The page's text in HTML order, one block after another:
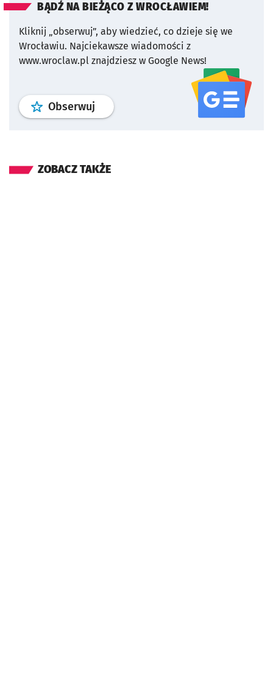
BĄDŹ NA BIEŻĄCO Z WROCŁAWIEM!
Kliknij „obserwuj”, aby wiedzieć, co dzieje się we
Wrocławiu. Najciekawsze wiadomości z
www.wroclaw.pl znajdziesz w Google News!
Obserwuj profil serwisu
ZOBACZ TAKŻE